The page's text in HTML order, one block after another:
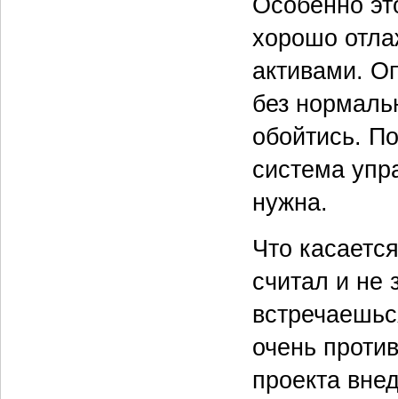
Особенно
хорошо
активами.
без
обойтись.
система
нужна.
Что
считал и не
очень
проекта